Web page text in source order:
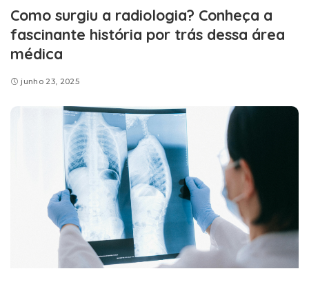
Como surgiu a radiologia? Conheça a
fascinante história por trás dessa área
médica
junho 23, 2025